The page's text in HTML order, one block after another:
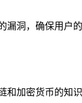
漏洞，确保用户
和加密货币的知